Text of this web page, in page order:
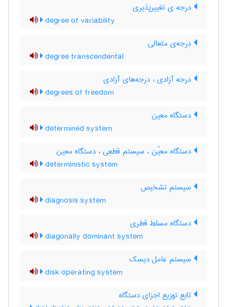
درجه ی تغییرپذیری
degree of variability
درجه‌ی متعالی
degree transcendental
درجه آزادی ، درجه‌های آزادی
degrees of freedom
دستگاه معین
determined system
دستگاه معیّن ، سیستم قطعی ، دستگاه معین
deterministic system
سیستم تشخیص
diagnosis system
دستگاه مسلط قطری
diagonally dominant system
سیستم عامل دیسک
disk operating system
تابع توزیع اجزای دستگاه